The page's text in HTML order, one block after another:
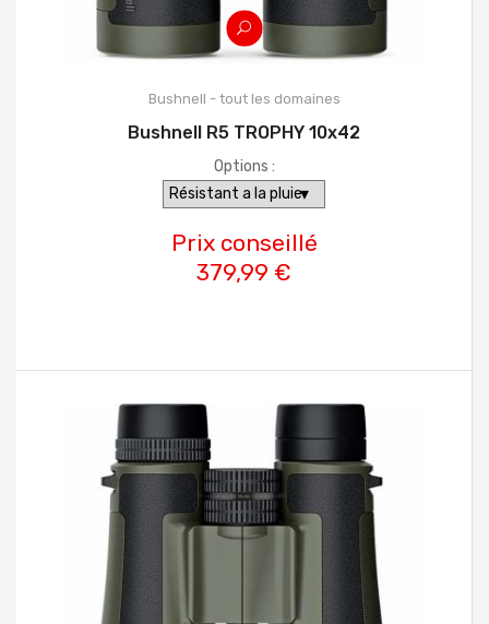
Bushnell - tout les domaines
Bushnell R5 TROPHY 10x42
Options :
Prix conseillé
379,99 €